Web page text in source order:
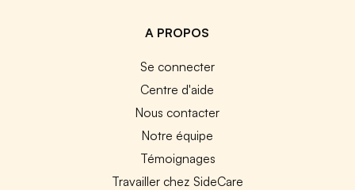
A PROPOS
Se connecter
Centre d'aide
Nous contacter
Notre équipe
Témoignages
Travailler chez SideCare